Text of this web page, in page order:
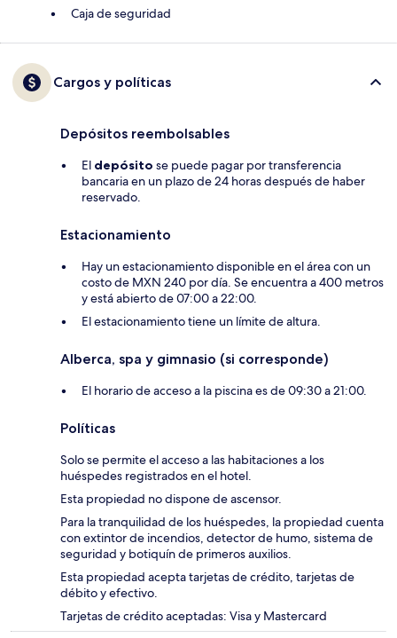
Caja de seguridad
Cargos y políticas
Depósitos reembolsables
El depósito se puede pagar por transferencia
bancaria en un plazo de 24 horas después de haber
reservado.
Estacionamiento
Hay un estacionamiento disponible en el área con un
costo de MXN 240 por día. Se encuentra a 400 metros
y está abierto de 07:00 a 22:00.
El estacionamiento tiene un límite de altura.
Alberca, spa y gimnasio (si corresponde)
El horario de acceso a la piscina es de 09:30 a 21:00.
Políticas
Solo se permite el acceso a las habitaciones a los
huéspedes registrados en el hotel.
Esta propiedad no dispone de ascensor.
Para la tranquilidad de los huéspedes, la propiedad cuenta
con extintor de incendios, detector de humo, sistema de
seguridad y botiquín de primeros auxilios.
Esta propiedad acepta tarjetas de crédito, tarjetas de
débito y efectivo.
Tarjetas de crédito aceptadas: Visa y Mastercard